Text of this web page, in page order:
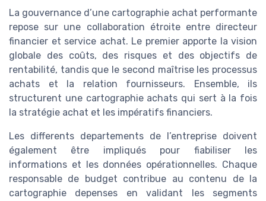
La gouvernance d’une cartographie achat performante
repose sur une collaboration étroite entre directeur
financier et service achat. Le premier apporte la vision
globale des coûts, des risques et des objectifs de
rentabilité, tandis que le second maîtrise les processus
achats et la relation fournisseurs. Ensemble, ils
structurent une cartographie achats qui sert à la fois
la stratégie achat et les impératifs financiers.
Les differents departements de l’entreprise doivent
également être impliqués pour fiabiliser les
informations et les données opérationnelles. Chaque
responsable de budget contribue au contenu de la
cartographie depenses en validant les segments